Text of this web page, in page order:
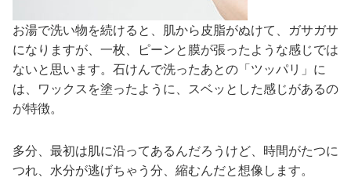
お湯で洗い物を続けると、肌から皮脂がぬけて、ガサガサ
になりますが、一枚、ピーンと膜が張ったような感じでは
ないと思います。石けんで洗ったあとの「ツッパリ」に
は、ワックスを塗ったように、スベッとした感じがあるの
が特徴。
多分、最初は肌に沿ってあるんだろうけど、時間がたつに
つれ、水分が逃げちゃう分、縮むんだと想像します。